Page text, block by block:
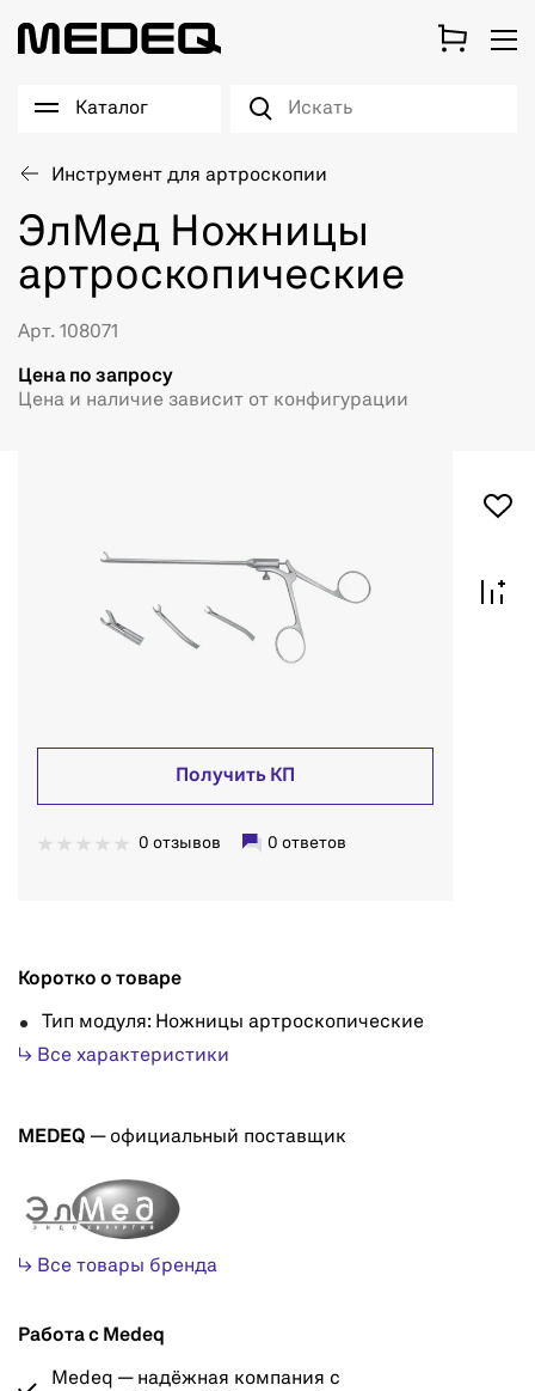
Каталог
Инструмент для артроскопии
ЭлМед Ножницы
артроскопические
Арт. 108071
Цена по запросу
Цена и наличие зависит от конфигурации
Получить КП
0 отзывов 0 ответов
Коротко о товаре
Тип модуля: Ножницы артроскопические
↳ Все характеристики
MEDEQ — официальный поставщик
↳ Все товары бренда
Работа с Medeq
Medeq — надёжная компания с